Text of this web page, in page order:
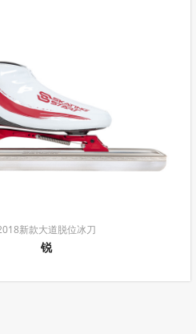
新款大道脱位冰刀
锐